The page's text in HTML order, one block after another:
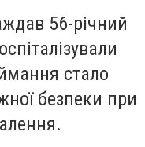
56-річний
стало
безпеки при